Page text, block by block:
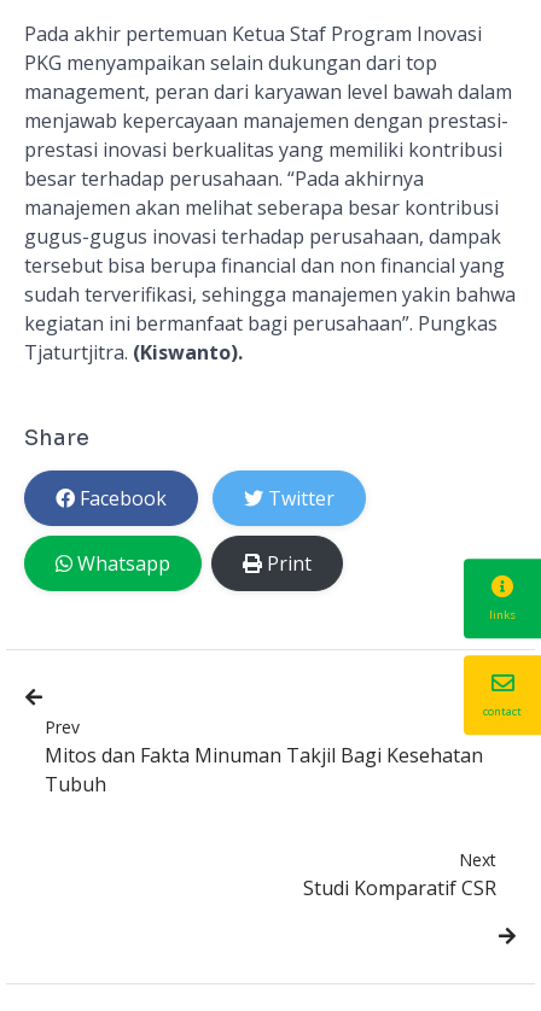
Pada akhir pertemuan Ketua Staf Program Inovasi
PKG menyampaikan selain dukungan dari top
management, peran dari karyawan level bawah dalam
menjawab kepercayaan manajemen dengan prestasi-
prestasi inovasi berkualitas yang memiliki kontribusi
besar terhadap perusahaan. “Pada akhirnya
manajemen akan melihat seberapa besar kontribusi
gugus-gugus inovasi terhadap perusahaan, dampak
tersebut bisa berupa financial dan non financial yang
sudah terverifikasi, sehingga manajemen yakin bahwa
kegiatan ini bermanfaat bagi perusahaan”. Pungkas
Tjaturtjitra. (Kiswanto).
Share
Facebook Twitter
Whatsapp Print
Prev
Mitos dan Fakta Minuman Takjil Bagi Kesehatan
Tubuh
Next
Studi Komparatif CSR
links
contact